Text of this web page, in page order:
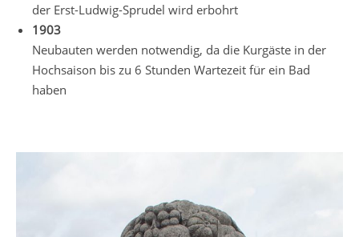
der Erst-Ludwig-Sprudel wird erbohrt
1903
Neubauten werden notwendig, da die Kurgäste in der
Hochsaison bis zu 6 Stunden Wartezeit für ein Bad
haben